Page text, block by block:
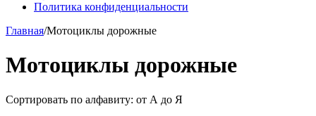
Политика конфиденциальности
Главная/Мотоциклы дорожные
Мотоциклы дорожные
Сортировать по алфавиту: от А до Я